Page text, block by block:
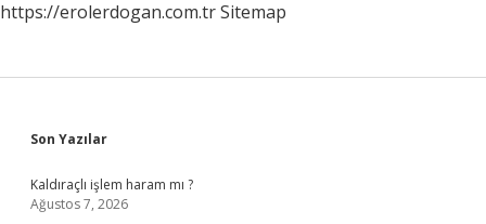
https://erolerdogan.com.trSitemap
Sidebar
Son Yazılar
Kaldıraçlı işlem haram mı ?
Ağustos 7, 2026